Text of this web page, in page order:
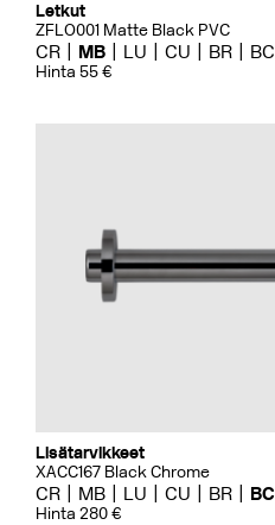
Letkut
ZFLO001 Matte Black PVC
CR MB LU CU BR BC
Hinta 55 €
Lisätarvikkeet
XACC167 Black Chrome
CR MB LU CU BR BC
Hinta 280 €